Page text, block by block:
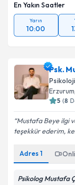
En Yakın Saatler
Yarın
10:00
Psk.
Psikoloji
Erzurum
5 (8
Mustafa Beye ilgi
teşekkür ederim,
Adres 1
Psikolog Mustafa